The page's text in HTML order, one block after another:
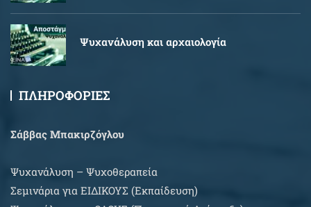
Ψυχανάλυση και αρχαιολογία
ΠΛΗΡΟΦΟΡΙΕΣ
Σάββας Μπακιρζόγλου
Ψυχανάλυση – Ψυχοθεραπεία
Σεμινάρια για EIΔΙΚΟΥΣ (Εκπαίδευση)